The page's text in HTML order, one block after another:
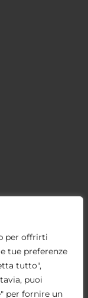
per offrirti
tue preferenze
tutto",
puoi
per fornire un